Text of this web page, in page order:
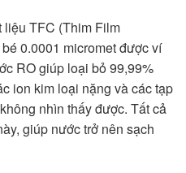
liệu TFC (Thim Film
0.0001 micromet được ví
RO giúp loại bỏ 99,99%
ion kim loại nặng và các tạp
nhìn thấy được. Tất cả
giúp nước trở nên sạch